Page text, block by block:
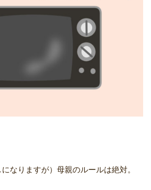
なりますが）母親のルールは絶対。